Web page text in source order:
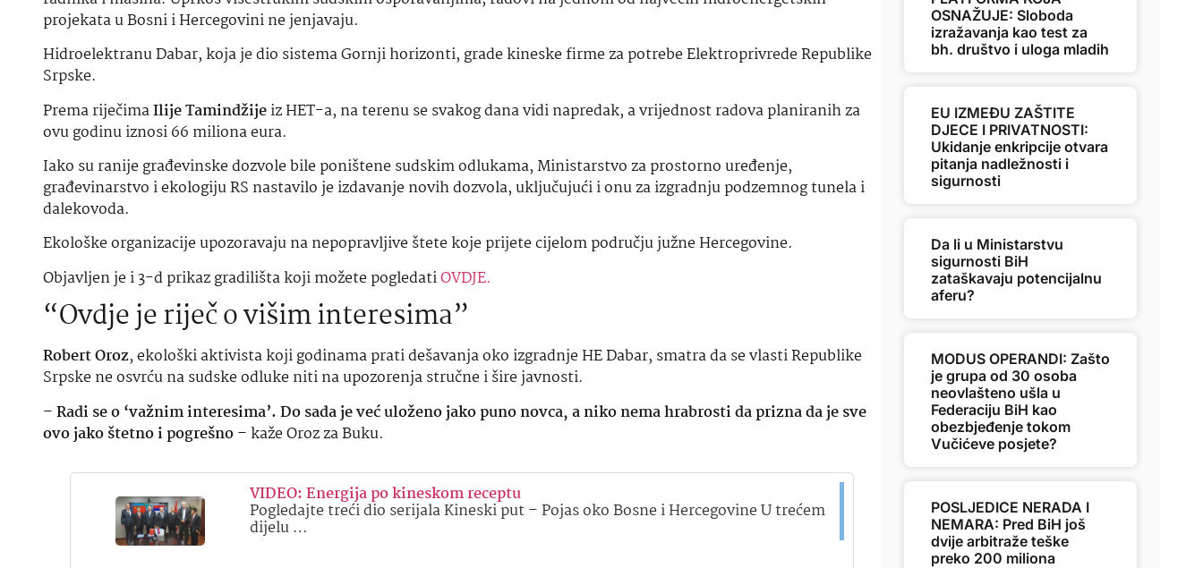
projekata u Bosni i Hercegovini ne jenjavaju.
Hidroelektranu Dabar, koja je dio sistema Gornji horizonti, grade kineske firme za potrebe Elektroprivrede Republike
Srpske.
Prema riječimaIlije Tamindžijeiz HET-a, na terenu se svakog dana vidi napredak, a vrijednost radova planiranih za
ovu godinu iznosi 66 miliona eura.
Iako su ranije građevinske dozvole bile poništene sudskim odlukama, Ministarstvo za prostorno uređenje,
građevinarstvo i ekologiju RS nastavilo je izdavanje novih dozvola, uključujući i onu za izgradnju podzemnog tunela i
dalekovoda.
Ekološke organizacije upozoravaju na nepopravljive štete koje prijete cijelom području južne Hercegovine.
Objavljen je i 3-d prikaz gradilišta koji možete pogledatiOVDJE.
“Ovdje je riječ o višim interesima”
Robert Oroz, ekološki aktivista koji godinama prati dešavanja oko izgradnje HE Dabar, smatra da se vlasti Republike
Srpske ne osvrću na sudske odluke niti na upozorenja stručne i šire javnosti.
–Radi se o ‘važnim interesima’. Do sada je već uloženo jako puno novca, a niko nema hrabrosti da prizna da je sve
ovo jako štetno i pogrešno– kaže Oroz za Buku.
VIDEO: Energija po kineskom receptu
Pogledajte treći dio serijala Kineski put – Pojas oko Bosne i Hercegovine U trećem
dijelu …
OSNAŽUJE: Sloboda
izražavanja kao test za
bh. društvo i uloga mladih
EU IZMEĐU ZAŠTITE
DJECE I PRIVATNOSTI:
Ukidanje enkripcije otvara
pitanja nadležnosti i
sigurnosti
Da li u Ministarstvu
sigurnosti BiH
zataškavaju potencijalnu
aferu?
MODUS OPERANDI: Zašto
je grupa od 30 osoba
neovlašteno ušla u
Federaciju BiH kao
obezbjeđenje tokom
Vučićeve posjete?
POSLJEDICE NERADA I
NEMARA: Pred BiH još
dvije arbitraže teške
preko 200 miliona